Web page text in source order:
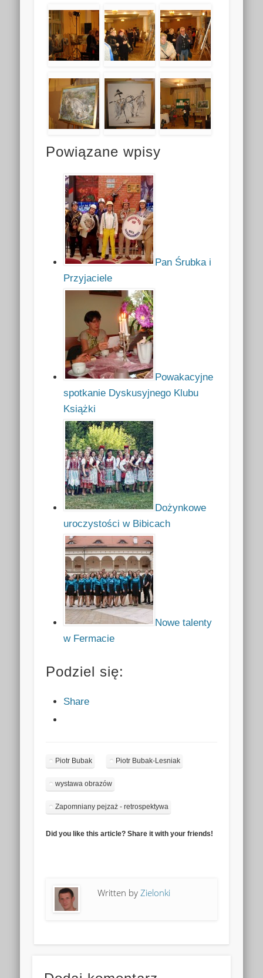
Powiązane wpisy
Pan Śrubka i
Przyjaciele
Powakacyjne
spotkanie Dyskusyjnego Klubu
Książki
Dożynkowe
uroczystości w Bibicach
Nowe talenty
w Fermacie
Podziel się:
Share
Piotr Bubak Piotr Bubak-Lesniak
wystawa obrazów
Zapomniany pejzaż - retrospektywa
Did you like this article? Share it with your friends!
Written byZielonki